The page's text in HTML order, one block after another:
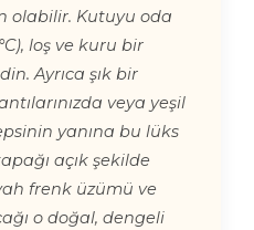
olabilir. Kutuyu oda
loş ve kuru bir
Ayrıca şık bir
veya yeşil
yanına bu lüks
açık şekilde
frenk üzümü ve
o doğal, dengeli